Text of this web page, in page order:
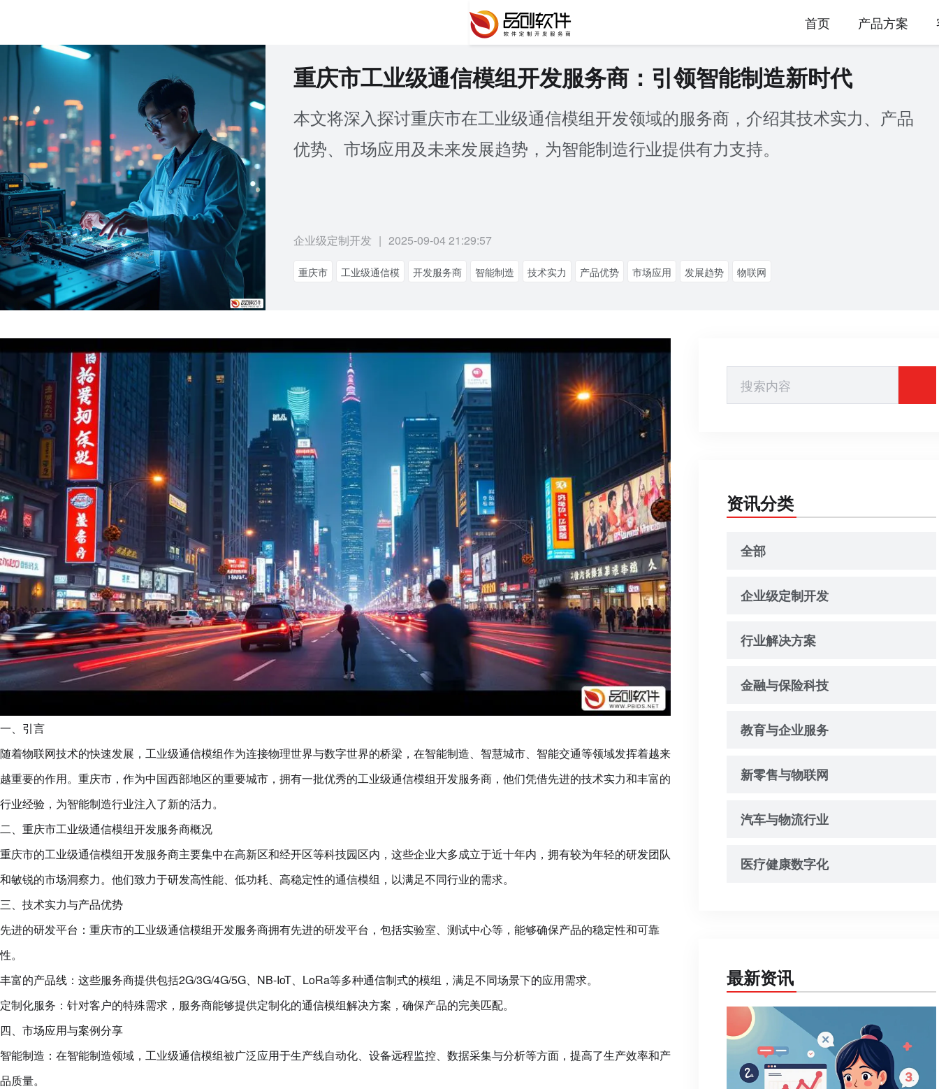
首页 产品方案
重庆市工业级通信模组开发服务商：引领智能制造新时代
本文将深入探讨重庆市在工业级通信模组开发领域的服务商，介绍其技术实力、产品
优势、市场应用及未来发展趋势，为智能制造行业提供有力支持。
企业级定制开发 | 2025-09-04 21:29:57
重庆市 工业级通信模 开发服务商 智能制造 技术实力 产品优势 市场应用 发展趋势 物联网
一、引言
随着物联网技术的快速发展，工业级通信模组作为连接物理世界与数字世界的桥梁，在智能制造、智慧城市、智能交通等领域发挥着越来
越重要的作用。重庆市，作为中国西部地区的重要城市，拥有一批优秀的工业级通信模组开发服务商，他们凭借先进的技术实力和丰富的
行业经验，为智能制造行业注入了新的活力。
二、重庆市工业级通信模组开发服务商概况
重庆市的工业级通信模组开发服务商主要集中在高新区和经开区等科技园区内，这些企业大多成立于近十年内，拥有较为年轻的研发团队
和敏锐的市场洞察力。他们致力于研发高性能、低功耗、高稳定性的通信模组，以满足不同行业的需求。
三、技术实力与产品优势
先进的研发平台：重庆市的工业级通信模组开发服务商拥有先进的研发平台，包括实验室、测试中心等，能够确保产品的稳定性和可靠
性。
丰富的产品线：这些服务商提供包括2G/3G/4G/5G、NB-IoT、LoRa等多种通信制式的模组，满足不同场景下的应用需求。
定制化服务：针对客户的特殊需求，服务商能够提供定制化的通信模组解决方案，确保产品的完美匹配。
四、市场应用与案例分享
智能制造：在智能制造领域，工业级通信模组被广泛应用于生产线自动化、设备远程监控、数据采集与分析等方面，提高了生产效率和产
品质量。
资讯分类
全部
企业级定制开发
行业解决方案
金融与保险科技
教育与企业服务
新零售与物联网
汽车与物流行业
医疗健康数字化
最新资讯